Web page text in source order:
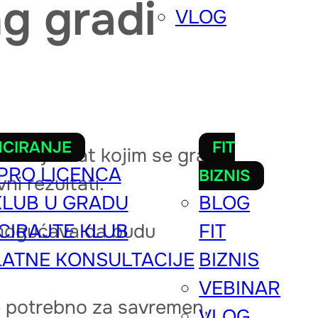
VLOG
LICENCA
U GRADU
KLUB
KONSULTACIJE
FIT
BIZNIS
BLOG
FIT
BIZNIS
VEBINAR
gradi
To je alat kojim se gradi
rezultati.
da budu
za savremen,